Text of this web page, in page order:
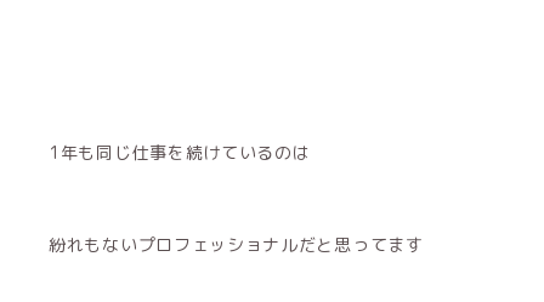
1年も同じ仕事を続けているのは
紛れもないプロフェッショナルだと思ってます